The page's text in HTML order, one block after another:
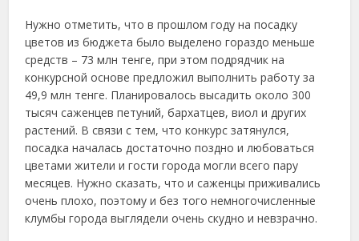
Нужно отметить, что в прошлом году на посадку
цветов из бюджета было выделено гораздо меньше
средств – 73 млн тенге, при этом подрядчик на
конкурсной основе предложил выполнить работу за
49,9 млн тенге. Планировалось высадить около 300
тысяч саженцев петуний, бархатцев, виол и других
растений. В связи с тем, что конкурс затянулся,
посадка началась достаточно поздно и любоваться
цветами жители и гости города могли всего пару
месяцев. Нужно сказать, что и саженцы приживались
очень плохо, поэтому и без того немногочисленные
клумбы города выглядели очень скудно и невзрачно.